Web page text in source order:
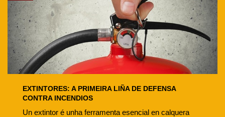
EXTINTORES: A PRIMEIRA LIÑA DE DEFENSA
CONTRA INCENDIOS
Un extintor é unha ferramenta esencial en calquera